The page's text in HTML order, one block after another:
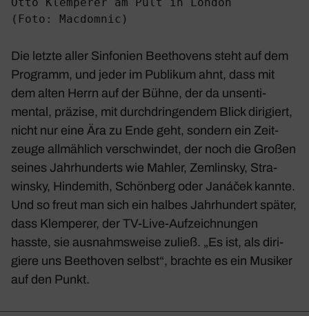
(Foto: Macdomnic)
Die letzte aller Sinfo­nien Beet­ho­vens steht auf dem
Programm, und jeder im Publikum ahnt, dass mit
dem alten Herrn auf der Bühne, der da unsen­ti­
mental, präzise, mit durch­drin­gendem Blick diri­giert,
nicht nur eine Ära zu Ende geht, sondern ein Zeit­
zeuge allmäh­lich verschwindet, der noch die Großen
seines Jahr­hun­derts wie Mahler, Zemlinsky, Stra­
winsky, Hinde­mith, Schön­berg oder Janáček kannte.
Und so freut man sich ein halbes Jahr­hun­dert später,
dass Klem­perer, der TV-Live-Aufzeich­nungen
hasste, sie ausnahms­weise zuließ. „Es ist, als diri­
giere uns Beet­hoven selbst“, brachte es ein Musiker
auf den Punkt.